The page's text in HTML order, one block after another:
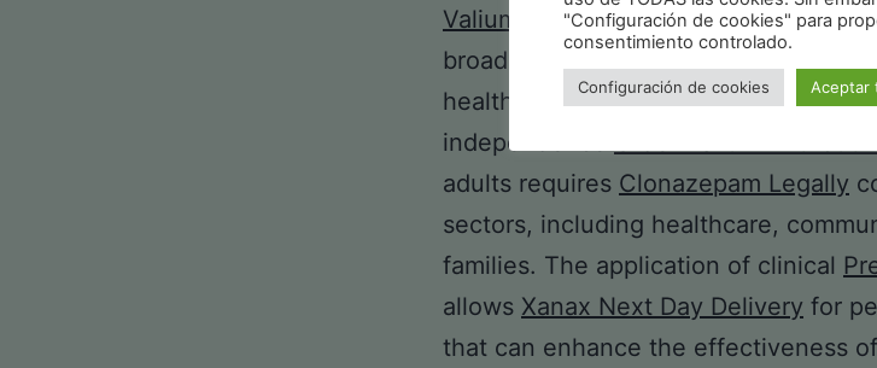
Valium Online Without Prescription
broader conversation around how
health outcomes. Addressing
independence
adults requires Clonazepam Legally
sectors, including healthcare,
families. The application of clinical
allows Xanax Next Day Delivery for
that can enhance the effectiveness
"Configuración de cookies" para
consentimiento controlado.
Configuración de cookies Aceptar